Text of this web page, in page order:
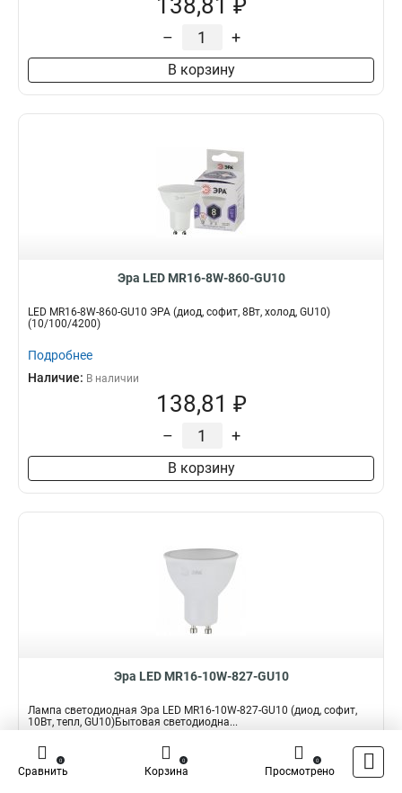
138,81 ₽
– +
В корзину
Эра LED MR16-8W-860-GU10
LED MR16-8W-860-GU10 ЭРА (диод, софит, 8Вт, холод, GU10)
(10/100/4200)
Подробнее
Наличие: В наличии
138,81 ₽
– +
В корзину
Эра LED MR16-10W-827-GU10
Лампа светодиодная Эра LED MR16-10W-827-GU10 (диод, софит,
10Вт, тепл, GU10)Бытовая светодиодна...
Подробнее
Наличие:
Сравнить
0
Корзина
0
Просмотрено
0